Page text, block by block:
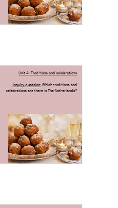
Unit 4: Traditions and celebrations
Inquiry question:Which traditions and
celebrations are there in The Netherlands?